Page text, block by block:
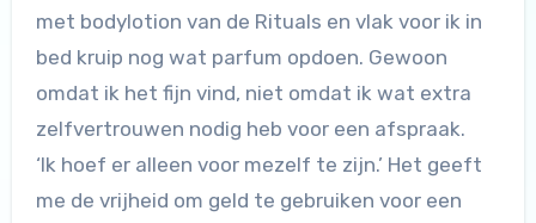
met bodylotion van de Rituals en vlak voor ik in
bed kruip nog wat parfum opdoen. Gewoon
omdat ik het fijn vind, niet omdat ik wat extra
zelfvertrouwen nodig heb voor een afspraak.
‘Ik hoef er alleen voor mezelf te zijn.’ Het geeft
me de vrijheid om geld te gebruiken voor een